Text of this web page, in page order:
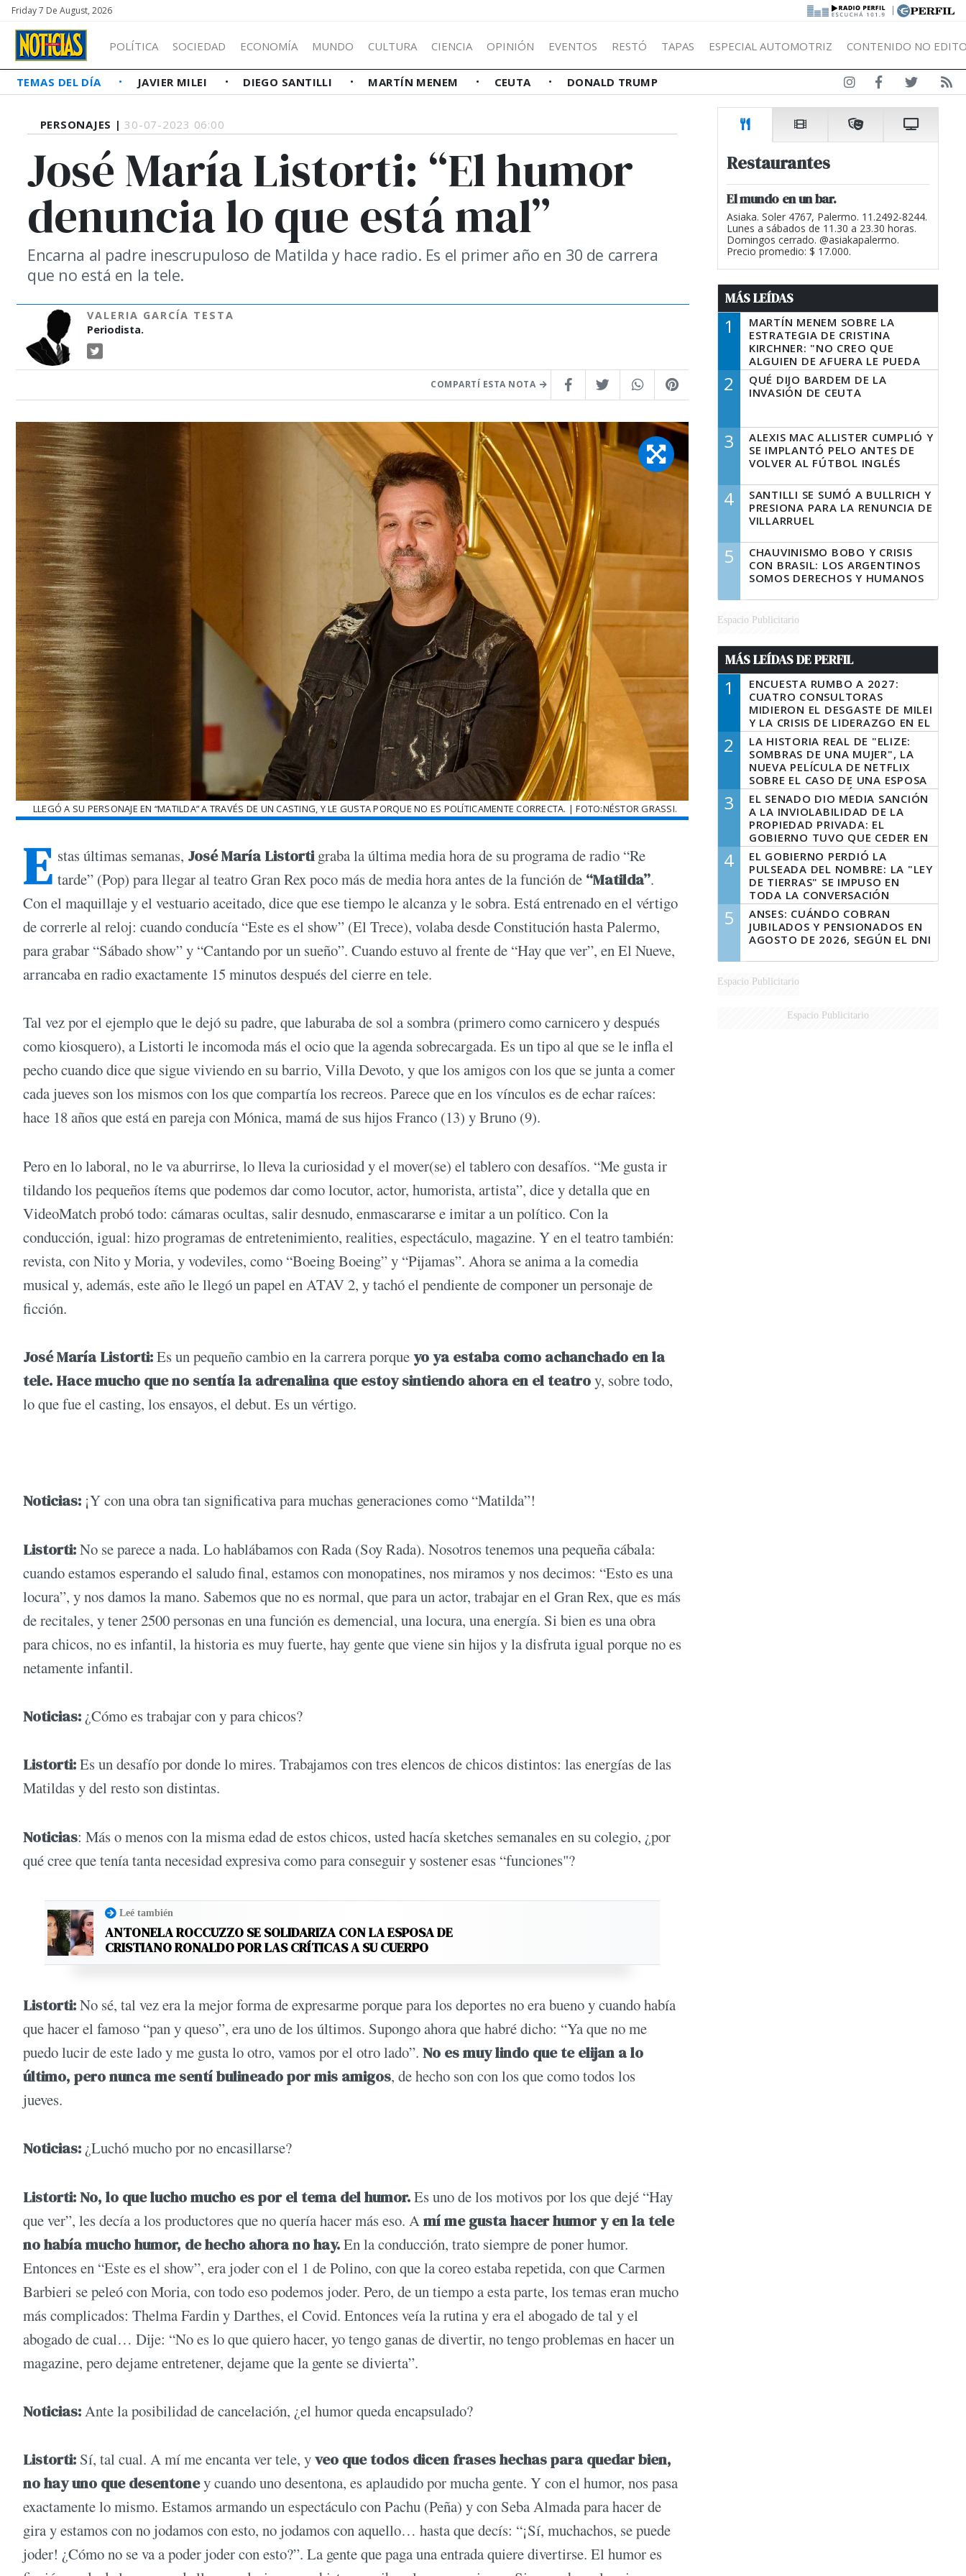
Friday 7 De August, 2026 |
POLÍTICA SOCIEDAD ECONOMÍA MUNDO CULTURA CIENCIA OPINIÓN EVENTOS RESTÓ TAPAS ESPECIAL AUTOMOTRIZ CONTENIDO NO
TEMAS DEL DÍA JAVIER MILEI DIEGO SANTILLI MARTÍN MENEM CEUTA DONALD TRUMP
PERSONAJES |30-07-2023 06:00
José María Listorti: “El humor
denuncia lo que está mal”
Encarna al padre inescrupuloso de Matilda y hace radio. Es el primer año en 30 de carrera
que no está en la tele.
VALERIA GARCÍA TESTA
Periodista.
COMPARTÍ ESTA NOTA
LLEGÓ A SU PERSONAJE EN “MATILDA” A TRAVÉS DE UN CASTING, Y LE GUSTA PORQUE NO ES POLÍTICAMENTE CORRECTA. | FOTO:NÉSTOR GRASSI.
E stas últimas semanas, José María Listortigraba la última media hora de su programa de radio “Re
tarde” (Pop) para llegar al teatro Gran Rex poco más de media hora antes de la función de “Matilda”.
Con el maquillaje y el vestuario aceitado, dice que ese tiempo le alcanza y le sobra. Está entrenado en el vértigo
de correrle al reloj: cuando conducía “Este es el show” (El Trece), volaba desde Constitución hasta Palermo,
para grabar “Sábado show” y “Cantando por un sueño”. Cuando estuvo al frente de “Hay que ver”, en El Nueve,
arrancaba en radio exactamente 15 minutos después del cierre en tele.
Tal vez por el ejemplo que le dejó su padre, que laburaba de sol a sombra (primero como carnicero y después
como kiosquero), a Listorti le incomoda más el ocio que la agenda sobrecargada. Es un tipo al que se le infla el
pecho cuando dice que sigue viviendo en su barrio, Villa Devoto, y que los amigos con los que se junta a comer
cada jueves son los mismos con los que compartía los recreos. Parece que en los vínculos es de echar raíces:
hace 18 años que está en pareja con Mónica, mamá de sus hijos Franco (13) y Bruno (9).
Pero en lo laboral, no le va aburrirse, lo lleva la curiosidad y el mover(se) el tablero con desafíos. “Me gusta ir
tildando los pequeños ítems que podemos dar como locutor, actor, humorista, artista”, dice y detalla que en
VideoMatch probó todo: cámaras ocultas, salir desnudo, enmascararse e imitar a un político. Con la
conducción, igual: hizo programas de entretenimiento, realities, espectáculo, magazine. Y en el teatro también:
revista, con Nito y Moria, y vodeviles, como “Boeing Boeing” y “Pijamas”. Ahora se anima a la comedia
musical y, además, este año le llegó un papel en ATAV 2, y tachó el pendiente de componer un personaje de
ficción.
José María Listorti:Es un pequeño cambio en la carrera porqueyo ya estaba como achanchado en la
tele. Hace mucho que no sentía la adrenalina que estoy sintiendo ahora en el teatroy, sobre todo,
lo que fue el casting, los ensayos, el debut. Es un vértigo.
Noticias: ¡Y con una obra tan significativa para muchas generaciones como “Matilda”!
Listorti:No se parece a nada. Lo hablábamos con Rada (Soy Rada). Nosotros tenemos una pequeña cábala:
cuando estamos esperando el saludo final, estamos con monopatines, nos miramos y nos decimos: “Esto es una
locura”, y nos damos la mano. Sabemos que no es normal, que para un actor, trabajar en el Gran Rex, que es más
de recitales, y tener 2500 personas en una función es demencial, una locura, una energía. Si bien es una obra
para chicos, no es infantil, la historia es muy fuerte, hay gente que viene sin hijos y la disfruta igual porque no es
netamente infantil.
Noticias: ¿Cómo es trabajar con y para chicos?
Listorti:Es un desafío por donde lo mires. Trabajamos con tres elencos de chicos distintos: las energías de las
Matildas y del resto son distintas.
Noticias: Más o menos con la misma edad de estos chicos, usted hacía sketches semanales en su colegio, ¿por
qué cree que tenía tanta necesidad expresiva como para conseguir y sostener esas “funciones"?
Leé también
ANTONELA ROCCUZZO SE SOLIDARIZA CON LA ESPOSA DE
CRISTIANO RONALDO POR LAS CRÍTICAS A SU CUERPO
Listorti:No sé, tal vez era la mejor forma de expresarme porque para los deportes no era bueno y cuando había
que hacer el famoso “pan y queso”, era uno de los últimos. Supongo ahora que habré dicho: “Ya que no me
puedo lucir de este lado y me gusta lo otro, vamos por el otro lado”. No es muy lindo que te elijan a lo
último, pero nunca me sentí bulineado por mis amigos, de hecho son con los que como todos los
jueves.
Noticias: ¿Luchó mucho por no encasillarse?
Listorti: No, lo que lucho mucho es por el tema del humor.Es uno de los motivos por los que dejé “Hay
que ver”, les decía a los productores que no quería hacer más eso. Amí me gusta hacer humor y en la tele
no había mucho humor, de hecho ahora no hay.En la conducción, trato siempre de poner humor.
Entonces en “Este es el show”, era joder con el 1 de Polino, con que la coreo estaba repetida, con que Carmen
Barbieri se peleó con Moria, con todo eso podemos joder. Pero, de un tiempo a esta parte, los temas eran mucho
más complicados: Thelma Fardin y Darthes, el Covid. Entonces veía la rutina y era el abogado de tal y el
abogado de cual… Dije: “No es lo que quiero hacer, yo tengo ganas de divertir, no tengo problemas en hacer un
magazine, pero dejame entretener, dejame que la gente se divierta”.
Noticias:Ante la posibilidad de cancelación, ¿el humor queda encapsulado?
Listorti: Sí, tal cual. A mí me encanta ver tele, yveo que todos dicen frases hechas para quedar bien,
no hay uno que desentoney cuando uno desentona, es aplaudido por mucha gente. Y con el humor, nos pasa
exactamente lo mismo. Estamos armando un espectáculo con Pachu (Peña) y con Seba Almada para hacer de
gira y estamos con no jodamos con esto, no jodamos con aquello… hasta que decís: “¡Sí, muchachos, se puede
joder! ¿Cómo no se va a poder joder con esto?”. La gente que paga una entrada quiere divertirse. El humor es
Restaurantes
El mundo en un bar.
Asiaka. Soler 4767, Palermo. 11.2492-8244.
Lunes a sábados de 11.30 a 23.30 horas.
Domingos cerrado. @asiakapalermo.
Precio promedio: $ 17.000.
MÁS LEÍDAS
1
MARTÍN MENEM SOBRE LA
ESTRATEGIA DE CRISTINA
KIRCHNER: "NO CREO QUE
ALGUIEN DE AFUERA LE PUEDA
DECIR A LA JUSTICIA LO QUE
TIENE QUE HACER"
2
QUÉ DIJO BARDEM DE LA
INVASIÓN DE CEUTA
3
ALEXIS MAC ALLISTER CUMPLIÓ Y
SE IMPLANTÓ PELO ANTES DE
VOLVER AL FÚTBOL INGLÉS
4
SANTILLI SE SUMÓ A BULLRICH Y
PRESIONA PARA LA RENUNCIA DE
VILLARRUEL
5
CHAUVINISMO BOBO Y CRISIS
CON BRASIL: LOS ARGENTINOS
SOMOS DERECHOS Y HUMANOS
Espacio Publicitario
MÁS LEÍDAS DE PERFIL
1
ENCUESTA RUMBO A 2027:
CUATRO CONSULTORAS
MIDIERON EL DESGASTE DE MILEI
Y LA CRISIS DE LIDERAZGO EN EL
PERONISMO
2
LA HISTORIA REAL DE "ELIZE:
SOMBRAS DE UNA MUJER", LA
NUEVA PELÍCULA DE NETFLIX
SOBRE EL CASO DE UNA ESPOSA
QUE DESCUARTIZÓ A SU
MARIDO
3
EL SENADO DIO MEDIA SANCIÓN
A LA INVIOLABILIDAD DE LA
PROPIEDAD PRIVADA: EL
GOBIERNO TUVO QUE CEDER EN
LA LEY DEL MANEJO DEL FUEGO
4
EL GOBIERNO PERDIÓ LA
PULSEADA DEL NOMBRE: LA "LEY
DE TIERRAS" SE IMPUSO EN
TODA LA CONVERSACIÓN
DIGITAL
5
ANSES: CUÁNDO COBRAN
JUBILADOS Y PENSIONADOS EN
AGOSTO DE 2026, SEGÚN EL DNI
Espacio Publicitario
Espacio Publicitario